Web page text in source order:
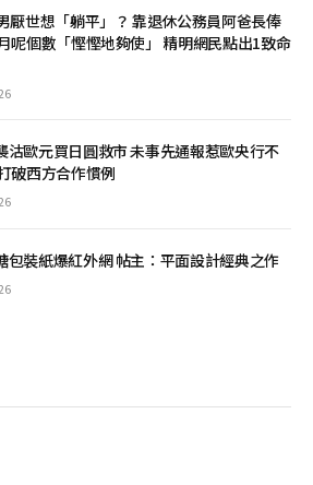
厭世想「躺平」？ 靠退休公務員阿爸長俸
呢個數「慳慳地夠使」 精明網民點出1致命
沽歐元買日圓救市 未事先通報惹歐央行不
破西方合作慣例
包裝紙爆紅外網 帖主：平面設計經典之作